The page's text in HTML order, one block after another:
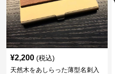
¥2,200 (税込)
天然木をあしらった薄型名刺入